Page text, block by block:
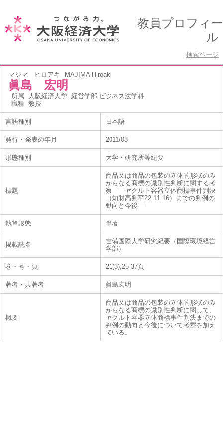
教員プロフィー
ル
検索ページ
マジマ ヒロアキ MAJIMA Hiroaki
眞島 宏明
所属 大阪経済大学 経営学部 ビジネス法学科
職種 教授
言語種別 日本語
発行・発表の年月 2011/03
形態種別 大学・研究所等紀要
標題
商品又は商品の包装の立体的形状のみ
からなる商標の識別性判断に関する考
察 ―ヤクルト容器立体商標事件判決
（知財高判平22.11.16）までの判例の
動向と今後―
執筆形態 単著
掲載誌名
吉備国際大学研究紀要（国際環境経営
学部）
巻・号・頁 21(3),25-37頁
著者・共著者 眞島宏明
概要
商品又は商品の包装の立体的形状のみ
からなる商標の識別性判断に関して、
ヤクルト容器立体商標事件判決までの
判例の動向と今後について考察を加え
ている。